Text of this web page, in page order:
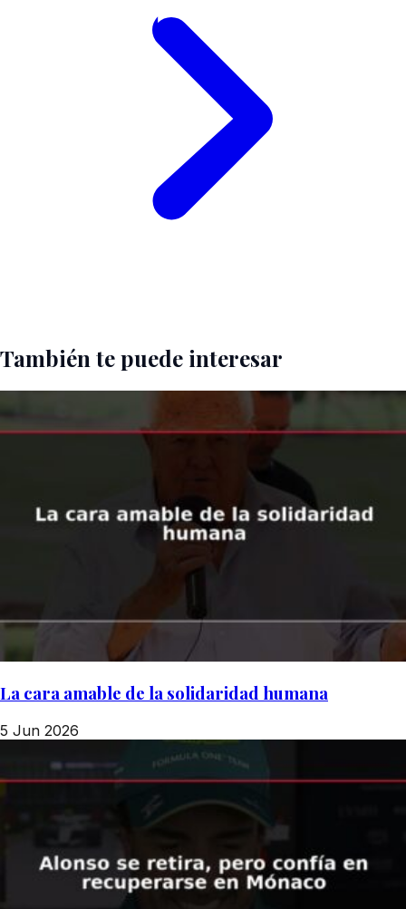
También te puede interesar
La cara amable de la solidaridad humana
5 Jun 2026